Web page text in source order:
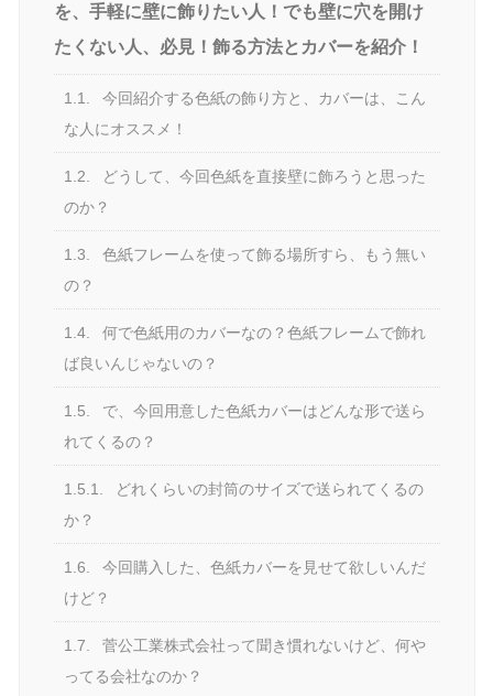
を、手軽に壁に飾りたい人！でも壁に穴を開け
たくない人、必見！飾る方法とカバーを紹介！
1.1.
今回紹介する色紙の飾り方と、カバーは、こん
な人にオススメ！
1.2.
どうして、今回色紙を直接壁に飾ろうと思った
のか？
1.3.
色紙フレームを使って飾る場所すら、もう無い
の？
1.4.
何で色紙用のカバーなの？色紙フレームで飾れ
ば良いんじゃないの？
1.5.
で、今回用意した色紙カバーはどんな形で送ら
れてくるの？
1.5.1.
どれくらいの封筒のサイズで送られてくるの
か？
1.6.
今回購入した、色紙カバーを見せて欲しいんだ
けど？
1.7.
菅公工業株式会社って聞き慣れないけど、何や
ってる会社なのか？